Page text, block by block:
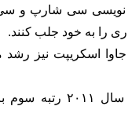
را به خود جلب کنند.
اسکریپت نیز رشد
این دو زبان در